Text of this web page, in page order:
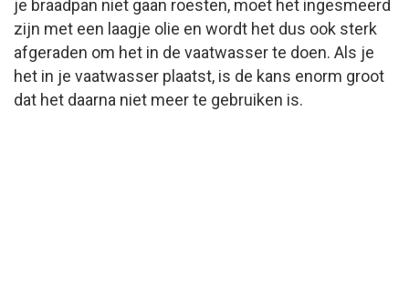
je braadpan niet gaan roesten, moet het ingesmeerd
zijn met een laagje olie en wordt het dus ook sterk
afgeraden om het in de vaatwasser te doen. Als je
het in je vaatwasser plaatst, is de kans enorm groot
dat het daarna niet meer te gebruiken is.